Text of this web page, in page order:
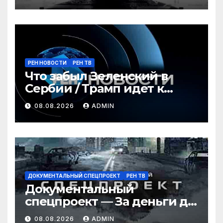
(08.08.2026)
РЕН НОВОСТИ РЕН ТВ
Что забыл Зеленский в
Сербии / Трамп идет к
новой войне / Овечкин
пасует Аршавину /
ГЛАВНОЕ ЗА ДЕНЬ
08.08.2026 ADMIN
ДОКУМЕНТАЛЬНЫЙ СПЕЦПРОЕКТ РЕН ТВ
Документальный
спецпроект — За деньги да:
как зарабатывают звезды?
08.08.2026 ADMIN